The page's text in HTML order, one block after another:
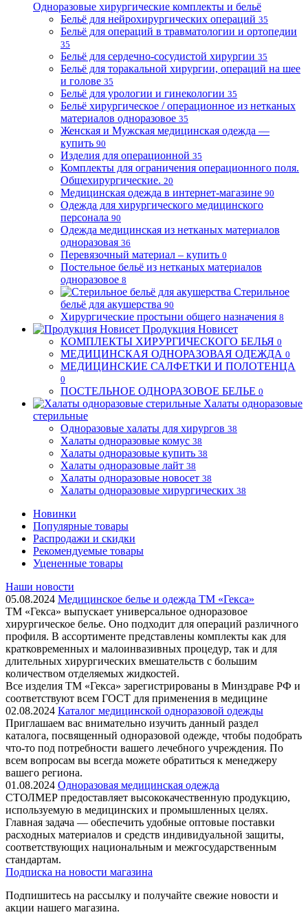
Одноразовые хирургические комплекты и бельё
Бельё для нейрохирургических операций 35
Бельё для операций в травматологии и ортопедии
35
Бельё для сердечно-сосудистой хирургии 35
Бельё для торакальной хирургии, операций на шее
и голове 35
Бельё для урологии и гинекологии 35
Бельё хирургическое / операционное из нетканых
материалов одноразовое 35
Женская и Мужская медицинская одежда —
купить 90
Изделия для операционной 35
Комплекты для ограничения операционного поля.
Общехирургические. 20
Медицинская одежда в интернет-магазине 90
Одежда для хирургического медицинского
персонала 90
Одежда медицинская из нетканых материалов
одноразовая 36
Перевязочный материал – купить 0
Постельное бельё из нетканых материалов
одноразовое 8
Стерильное
бельё для акушерства 90
Хирургические простыни общего назначения 8
Продукция Новисет
КОМПЛЕКТЫ ХИРУРГИЧЕСКОГО БЕЛЬЯ 0
МЕДИЦИНСКАЯ ОДНОРАЗОВАЯ ОДЕЖДА 0
МЕДИЦИНСКИЕ САЛФЕТКИ И ПОЛОТЕНЦА
0
ПОСТЕЛЬНОЕ ОДНОРАЗОВОЕ БЕЛЬЕ 0
Халаты одноразовые
стерильные
Одноразовые халаты для хирургов 38
Халаты одноразовые комус 38
Халаты одноразовые купить 38
Халаты одноразовые лайт 38
Халаты одноразовые новосет 38
Халаты одноразовые хирургических 38
Новинки
Популярные товары
Распродажи и скидки
Рекомендуемые товары
Уцененные товары
Наши новости
05.08.2024 Медицинское белье и одежда ТМ «Гекса»
ТМ «Гекса» выпускает универсальное одноразовое
хирургическое белье. Оно подходит для операций различного
профиля. В ассортименте представлены комплекты как для
кратковременных и малоинвазивных процедур, так и для
длительных хирургических вмешательств с большим
количеством отделяемых жидкостей.
Все изделия ТМ «Гекса» зарегистрированы в Минздраве РФ и
соответствуют всем ГОСТ для применения в медицине
02.08.2024 Каталог медицинской одноразовой одежды
Приглашаем вас внимательно изучить данный раздел
каталога, посвященный одноразовой одежде, чтобы подобрать
что-то под потребности вашего лечебного учреждения. По
всем вопросам вы всегда можете обратиться к менеджеру
вашего региона.
01.08.2024 Одноразовая медицинская одежда
СТОЛМЕР предоставляет высококачественную продукцию,
используемую в медицинских и промышленных целях.
Главная задача — обеспечить удобные оптовые поставки
расходных материалов и средств индивидуальной защиты,
соответствующих национальным и межгосударственным
стандартам.
Подписка на новости магазина
Подпишитесь на рассылку и получайте свежие новости и
акции нашего магазина.